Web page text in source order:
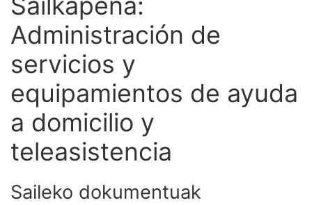
ayuda
a
la
navegación
Administración de
servicios y
equipamientos de ayuda
a domicilio y
teleasistencia
Saileko dokumentuak